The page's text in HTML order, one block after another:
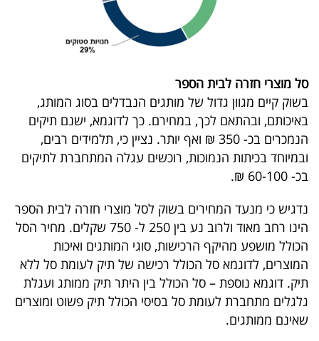
אדום
פרסמו
באייס
עקבו
אחרינו:
סל מוצרי חזרה לבית הספר
בשוק קיים מגוון גדול של מותגים הנבדלים בסוג המותג,
באיכותם, ובהתאם לכך, במחירם. כך לדוגמא, ישנם תיקים
הנמכרים בכ- 350 ₪ ואף יותר. נציין כי, תלמידים רבים,
ובמיוחד בכיתות הנמוכות, רוכשים עגלה המתחברת לתיקים
בכ- 60-100 ₪.
נדגיש כי מנעד המחירים בשוק לסל מוצרי חזרה לבית הספר
הינו רחב מאוד ולרוב נע בין 250 ל- 750 שקלים. מחיר הסל
הכולל מושפע מהיקף הרכישות, סוגי המותגים ואיכות
המוצרים, לדוגמא סל הכולל רכישה של תיק לעומת סל ללא
תיק. דוגמא נוספת – סל הכולל בין היתר תיק ממותג ועגלת
גלגלים מתחברת לעומת סל בסיסי הכולל תיק פשוט ומוצרים
שאינם ממותגים.